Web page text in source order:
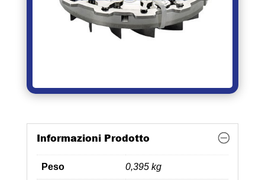
Informazioni Prodotto
Peso 0,395 kg